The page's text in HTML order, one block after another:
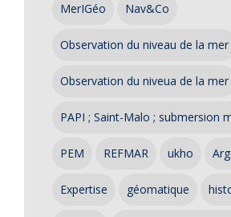
MerIGéo Nav&Co
Observation du niveau de la mer
Observation du niveua de la mer
PAPI ; Saint-Malo ; submersion
PEM REFMAR ukho
Expertise géomatique